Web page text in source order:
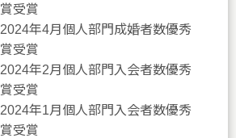
賞受賞
2024年4月個人部門成婚者数優秀
賞受賞
2024年2月個人部門入会者数優秀
賞受賞
2024年1月個人部門入会者数優秀
賞受賞